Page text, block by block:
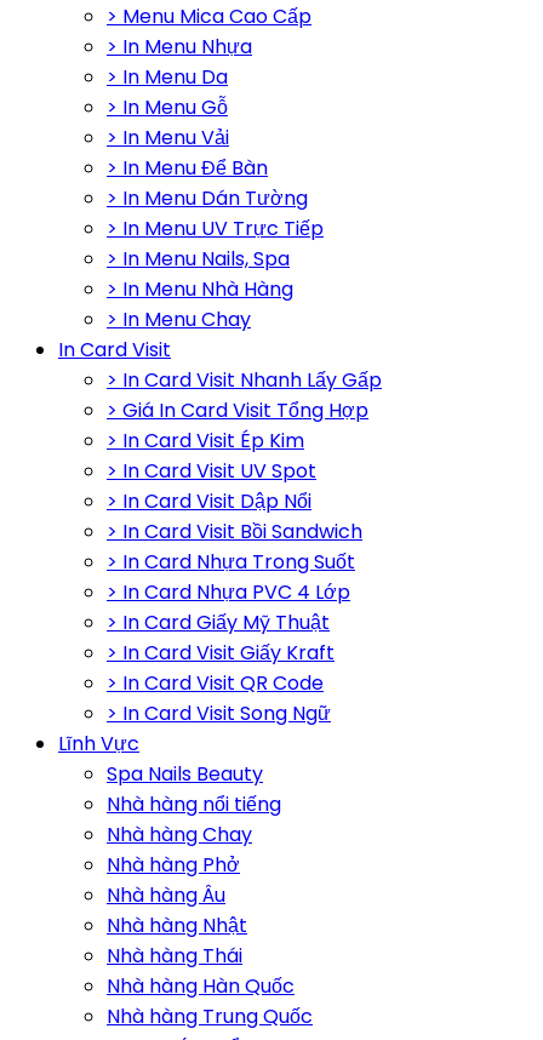
> Menu Mica Cao Cấp
> In Menu Nhựa
> In Menu Da
> In Menu Gỗ
> In Menu Vải
> In Menu Để Bàn
> In Menu Dán Tường
> In Menu UV Trực Tiếp
> In Menu Nails, Spa
> In Menu Nhà Hàng
> In Menu Chay
In Card Visit
> In Card Visit Nhanh Lấy Gấp
> Giá In Card Visit Tổng Hợp
> In Card Visit Ép Kim
> In Card Visit UV Spot
> In Card Visit Dập Nổi
> In Card Visit Bồi Sandwich
> In Card Nhựa Trong Suốt
> In Card Nhựa PVC 4 Lớp
> In Card Giấy Mỹ Thuật
> In Card Visit Giấy Kraft
> In Card Visit QR Code
> In Card Visit Song Ngữ
Lĩnh Vực
Spa Nails Beauty
Nhà hàng nổi tiếng
Nhà hàng Chay
Nhà hàng Phở
Nhà hàng Âu
Nhà hàng Nhật
Nhà hàng Thái
Nhà hàng Hàn Quốc
Nhà hàng Trung Quốc